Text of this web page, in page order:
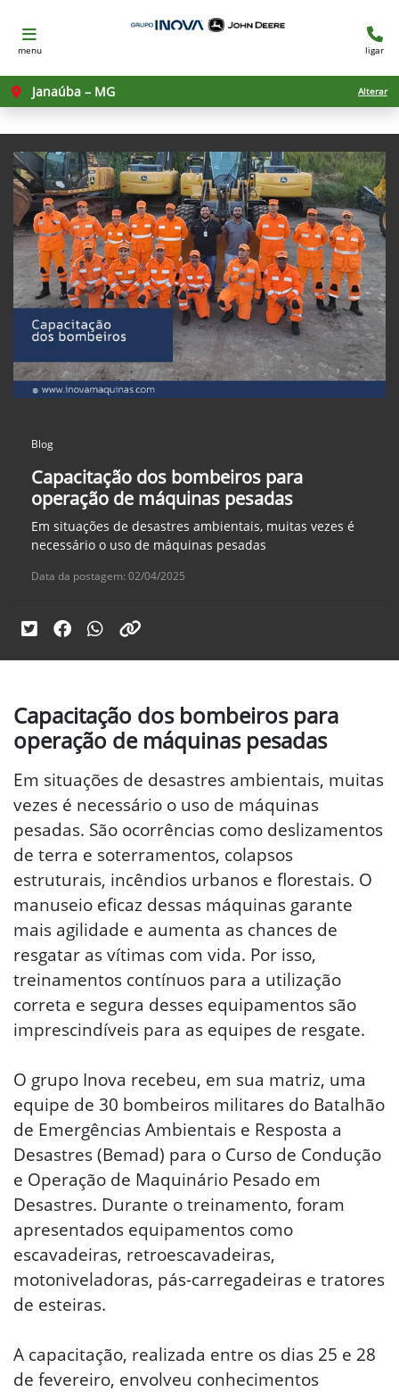
menu ligar
Janaúba – MG Alterar
Blog
Capacitação dos bombeiros para
operação de máquinas pesadas
Em situações de desastres ambientais, muitas vezes é
necessário o uso de máquinas pesadas
Data da postagem: 02/04/2025
Capacitação dos bombeiros para
operação de máquinas pesadas
Em situações de desastres ambientais, muitas
vezes é necessário o uso de máquinas
pesadas. São ocorrências como deslizamentos
de terra e soterramentos, colapsos
estruturais, incêndios urbanos e florestais. O
manuseio eficaz dessas máquinas garante
mais agilidade e aumenta as chances de
resgatar as vítimas com vida. Por isso,
treinamentos contínuos para a utilização
correta e segura desses equipamentos são
imprescindíveis para as equipes de resgate.
O grupo Inova recebeu, em sua matriz, uma
equipe de 30 bombeiros militares do Batalhão
de Emergências Ambientais e Resposta a
Desastres (Bemad) para o Curso de Condução
e Operação de Maquinário Pesado em
Desastres. Durante o treinamento, foram
apresentados equipamentos como
escavadeiras, retroescavadeiras,
motoniveladoras, pás-carregadeiras e tratores
de esteiras.
A capacitação, realizada entre os dias 25 e 28
de fevereiro, envolveu conhecimentos